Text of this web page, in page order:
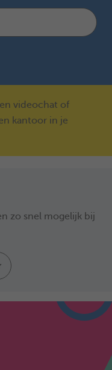
videochat of
kantoor in je
zo snel mogelijk bij